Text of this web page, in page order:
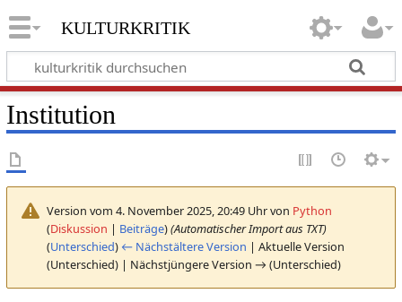
kulturkritik
Institution
Version vom 4. November 2025, 20:49 Uhr von Python
(Diskussion | Beiträge)(Automatischer Import aus TXT)
(Unterschied) ← Nächstältere Version | Aktuelle Version
(Unterschied) | Nächstjüngere Version → (Unterschied)